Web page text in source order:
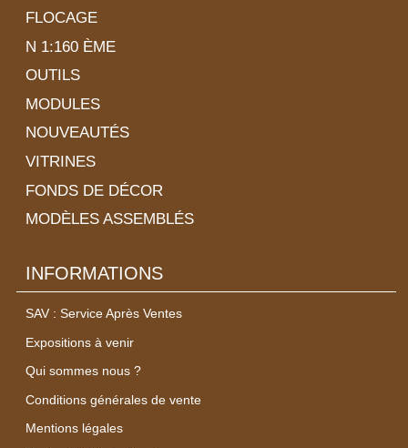
FLOCAGE
N 1:160 ÈME
OUTILS
MODULES
NOUVEAUTÉS
VITRINES
FONDS DE DÉCOR
MODÈLES ASSEMBLÉS
INFORMATIONS
SAV : Service Après Ventes
Expositions à venir
Qui sommes nous ?
Conditions générales de vente
Mentions légales